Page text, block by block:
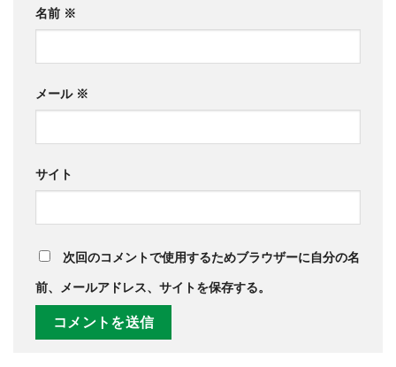
名前 ※
メール ※
サイト
次回のコメントで使用するためブラウザーに自分の名
前、メールアドレス、サイトを保存する。